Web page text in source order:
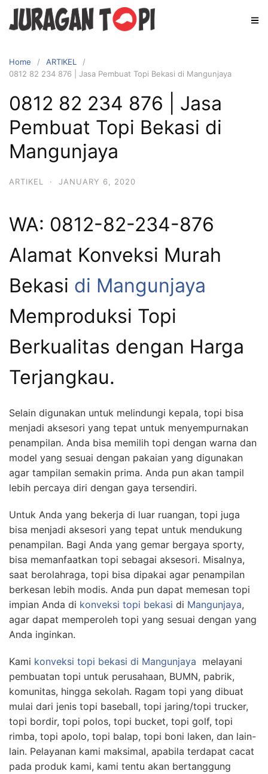
Skip
Home
ARTIKEL
0812 82 234 876 | Jasa Pembuat Topi Bekasi di Mangunjaya
0812 82 234 876 | Jasa
Pembuat Topi Bekasi di
Mangunjaya
ARTIKEL · JANUARY 6, 2020
WA: 0812-82-234-876
Alamat Konveksi Murah
Bekasi di Mangunjaya
Memproduksi Topi
Berkualitas dengan Harga
Terjangkau.
Selain digunakan untuk melindungi kepala, topi bisa
menjadi aksesori yang tepat untuk menyempurnakan
penampilan. Anda bisa memilih topi dengan warna dan
model yang sesuai dengan pakaian yang digunakan
agar tampilan semakin prima. Anda pun akan tampil
lebih percaya diri dengan gaya tersendiri.
Untuk Anda yang bekerja di luar ruangan, topi juga
bisa menjadi aksesori yang tepat untuk mendukung
penampilan. Bagi Anda yang gemar bergaya sporty,
bisa memanfaatkan topi sebagai aksesori. Misalnya,
saat berolahraga, topi bisa dipakai agar penampilan
berkesan lebih modis. Anda pun dapat memesan topi
impian Anda di konveksi topi bekasi di Mangunjaya,
agar dapat memperoleh topi yang sesuai dengan yang
Anda inginkan.
Kami konveksi topi bekasi di Mangunjaya melayani
pembuatan topi untuk perusahaan, BUMN, pabrik,
komunitas, hingga sekolah. Ragam topi yang dibuat
mulai dari jenis topi baseball, topi jaring/topi trucker,
topi bordir, topi polos, topi bucket, topi golf, topi
rimba, topi apolo, topi balap, topi boni laken, dan lain-
lain. Pelayanan kami maksimal, apabila terdapat cacat
pada produk kami, kami tentu akan bertanggung